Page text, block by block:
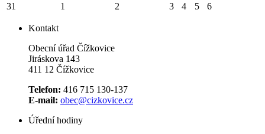
31
1 2 3 4 5 6
Kontakt
Obecní úřad Čížkovice
Jiráskova 143
411 12 Čížkovice
Telefon: 416 715 130-137
E-mail: obec@cizkovice.cz
Úřední hodiny